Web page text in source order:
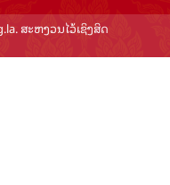
ສະຫງວນໄວ້ເຊິງສິດ